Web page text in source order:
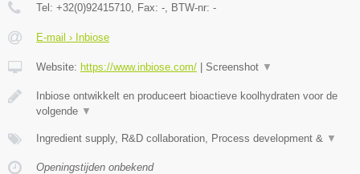
Tel: +32(0)92415710 , Fax: - , BTW-nr: -
E-mail › Inbiose
Website: https://www.inbiose.com/ Screenshot ▼
Inbiose ontwikkelt en produceert bioactieve koolhydraten voor de
volgende ▼
Ingredient supply, R&D collaboration, Process development & ▼
Openingstijden onbekend